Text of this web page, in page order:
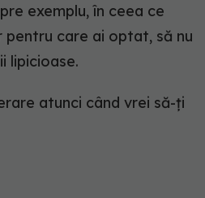
exemplu, în ceea ce
care ai optat, să nu
lipicioase.
atunci când vrei să-ți